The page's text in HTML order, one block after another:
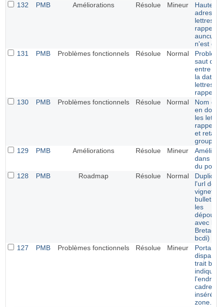
132
PMB Améliorations Résolue Mineur
lettres
rappel
n'est
131
PMB Problèmes fonctionnels Résolue Normal
saut
entre
la
lettres
rappel
130
PMB Problèmes fonctionnels Résolue Normal
Nom
en
les
rappel
et
groupe
129
PMB Améliorations Résolue Mineur
dans
du
128
PMB Roadmap Résolue Normal
l'url de
les
avec
bcdi)
127
PMB Problèmes fonctionnels Résolue Mineur
Portail
trait
cadre
inséré
zone.